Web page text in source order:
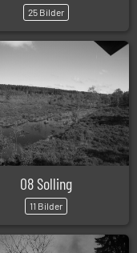
25 Bilder
08 Solling
11 Bilder